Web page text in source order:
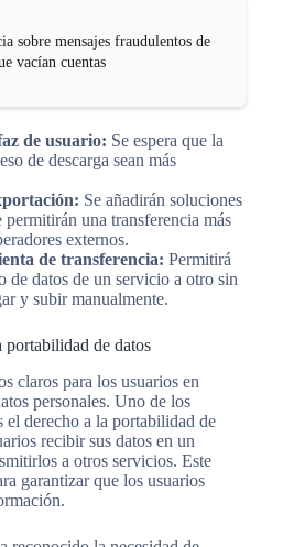
sobre mensajes fraudulentos de
vacían cuentas
de usuario: Se espera que la
de descarga sean más
Se añadirán soluciones
permitirán una transferencia más
externos.
de transferencia: Permitirá
de datos de un servicio a otro sin
y subir manualmente.
de datos
claros para los usuarios en
personales. Uno de los
el derecho a la portabilidad de
recibir sus datos en un
a otros servicios. Este
garantizar que los usuarios